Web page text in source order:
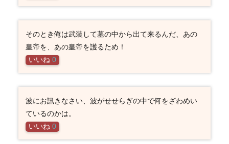
そのとき俺は武装して墓の中から出て来るんだ、あの
皇帝を、あの皇帝を護るため！
いいね 0
波にお訊きなさい、波がせせらぎの中で何をざわめい
ているのかは。
いいね 0